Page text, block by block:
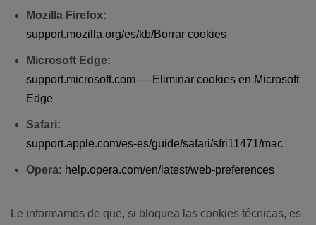
Mozilla Firefox:
support.mozilla.org/es/kb/Borrar cookies
Microsoft Edge:
support.microsoft.com — Eliminar cookies en Microsoft
Edge
Safari:
support.apple.com/es-es/guide/safari/sfri11471/mac
Opera: help.opera.com/en/latest/web-preferences
Le informamos de que, si bloquea las cookies técnicas, es